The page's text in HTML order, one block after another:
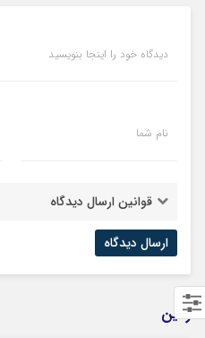
دیدگاه خود را اینجا بنویسید
نام شما
قوانین ارسال دیدگاه
زمین